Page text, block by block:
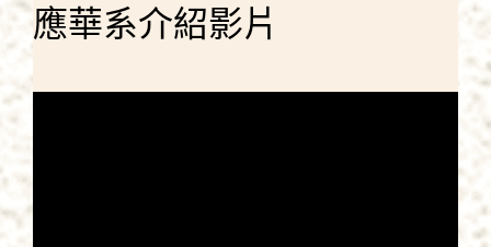
應華系介紹影片